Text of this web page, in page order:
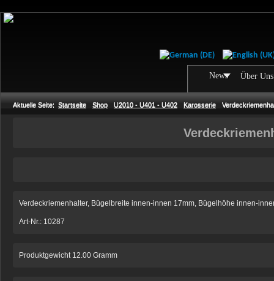
News Über Uns
Aktuelle Seite: Startseite Shop U2010 - U401 - U402 Karosserie
Verdeckriemenhalter, Bügelbreite innen-innen 17mm, Bügelhöhe innen-
Art-Nr.: 10287
Produktgewicht 12.00 Gramm